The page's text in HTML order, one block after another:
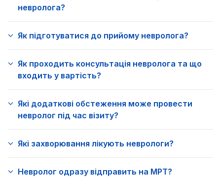
невролога?
Як підготуватися до прийому невролога?
Як проходить консультація невролога та що
входить у вартість?
Які додаткові обстеження може провести
невролог під час візиту?
Які захворювання лікують неврологи?
Невролог одразу відправить на МРТ?